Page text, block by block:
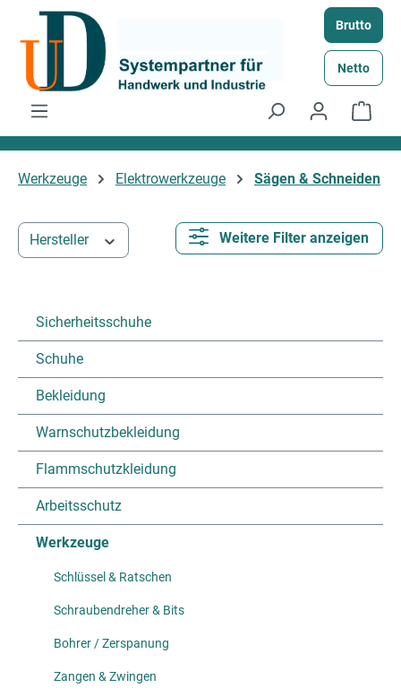
Zum Hauptinhalt springen Brutto
Netto
Werkzeuge Elektrowerkzeuge Sägen & Schneiden
Hersteller Weitere Filter anzeigen
Sicherheitsschuhe
Schuhe
Bekleidung
Warnschutzbekleidung
Flammschutzkleidung
Arbeitsschutz
Werkzeuge
Schlüssel & Ratschen
Schraubendreher & Bits
Bohrer / Zerspanung
Zangen & Zwingen